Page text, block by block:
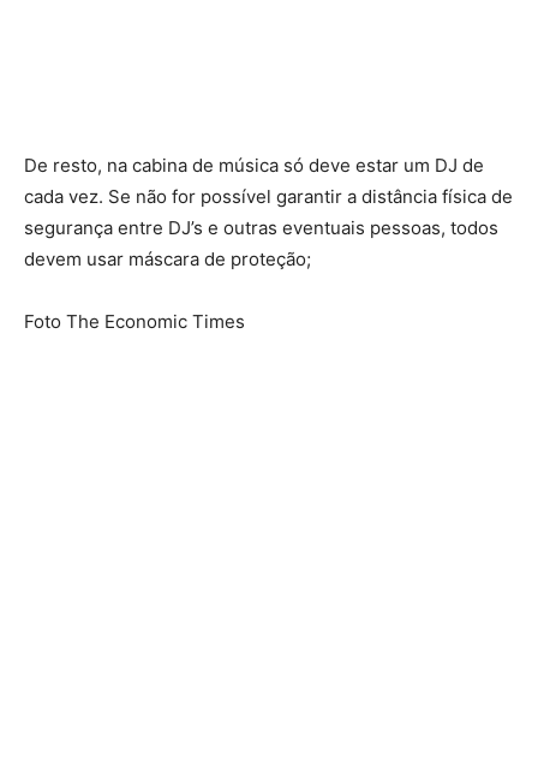
De resto, na cabina de música só deve estar um DJ de
cada vez. Se não for possível garantir a distância física de
segurança entre DJ’s e outras eventuais pessoas, todos
devem usar máscara de proteção;
Foto The Economic Times